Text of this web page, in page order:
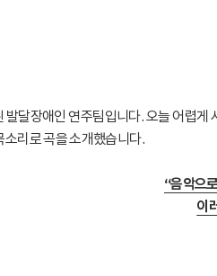
달장애인 연주팀입니다. 오늘 어렵
리로 곡을 소개했습니다.
“음악으
이